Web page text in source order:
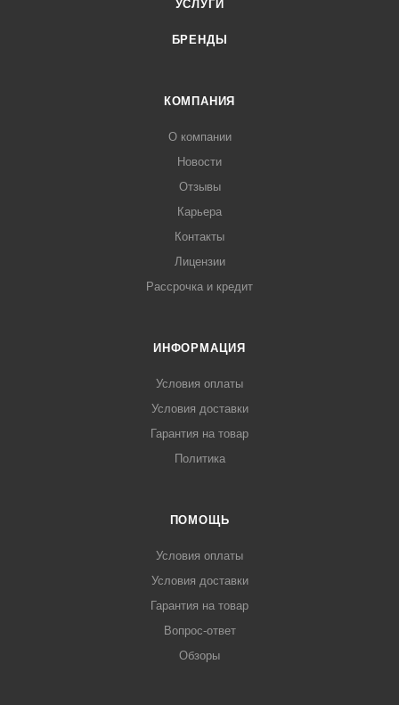
УСЛУГИ
БРЕНДЫ
КОМПАНИЯ
О компании
Новости
Отзывы
Карьера
Контакты
Лицензии
Рассрочка и кредит
ИНФОРМАЦИЯ
Условия оплаты
Условия доставки
Гарантия на товар
Политика
ПОМОЩЬ
Условия оплаты
Условия доставки
Гарантия на товар
Вопрос-ответ
Обзоры